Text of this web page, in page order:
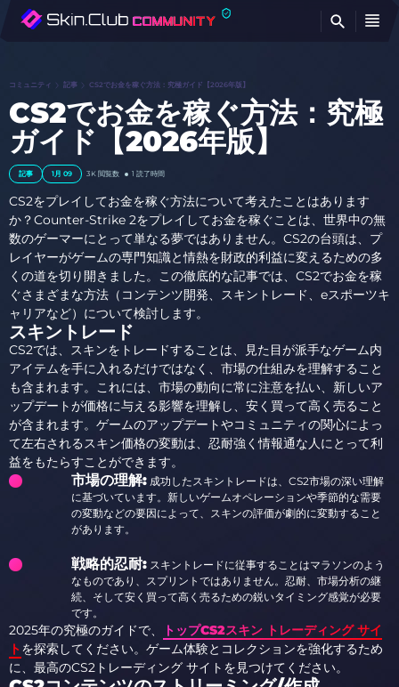
コミュニティ 記事 CS2でお金を稼ぐ方法：究極ガイド【2026年版】
CS2でお金を稼ぐ方法：究極
ガイド【2026年版】
記事 1月 09 3K 閲覧数 1 読了時間
CS2をプレイしてお金を稼ぐ方法について考えたことはあります
か？Counter-Strike 2をプレイしてお金を稼ぐことは、世界中の無
数のゲーマーにとって単なる夢ではありません。CS2の台頭は、プ
レイヤーがゲームの専門知識と情熱を財政的利益に変えるための多
くの道を切り開きました。この徹底的な記事では、CS2でお金を稼
ぐさまざまな方法（コンテンツ開発、スキントレード、eスポーツキ
ャリアなど）について検討します。
スキントレード
CS2では、スキンをトレードすることは、見た目が派手なゲーム内
アイテムを手に入れるだけではなく、市場の仕組みを理解すること
も含まれます。これには、市場の動向に常に注意を払い、新しいア
ップデートが価格に与える影響を理解し、安く買って高く売ること
が含まれます。ゲームのアップデートやコミュニティの関心によっ
て左右されるスキン価格の変動は、忍耐強く情報通な人にとって利
益をもたらすことができます。
市場の理解: 成功したスキントレードは、CS2市場の深い理解
に基づいています。新しいゲームオペレーションや季節的な需要
の変動などの要因によって、スキンの評価が劇的に変動すること
があります。
戦略的忍耐: スキントレードに従事することはマラソンのよう
なものであり、スプリントではありません。忍耐、市場分析の継
続、そして安く買って高く売るための鋭いタイミング感覚が必要
です。
2025年の究極のガイドで、
トップCS2スキン トレーディング サイ
トを探索してください。ゲーム体験とコレクションを強化するため
に、最高のCS2トレーディング サイトを見つけてください。